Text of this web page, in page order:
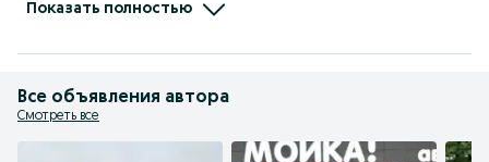
Работаем более 10 лет, своё производство, свои формы, опытная команда
Показать полностью
Все объявления автора
Смотреть все